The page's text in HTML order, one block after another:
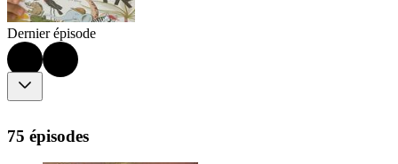
Dernier épisode
75 épisodes